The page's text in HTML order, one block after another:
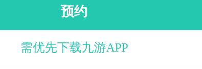
预约
需优先下载九游APP